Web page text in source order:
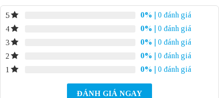
5 0%
| 0 đánh giá
4
0%
| 0 đánh giá
3
0%
| 0 đánh giá
2
0%
| 0 đánh giá
1
0% | 0 đánh giá
ĐÁNH GIÁ NGAY